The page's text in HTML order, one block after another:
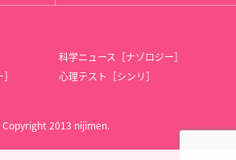
科学ニュース［ナゾロジー］
心理テスト［シンリ］
Copyright 2013 nijimen.